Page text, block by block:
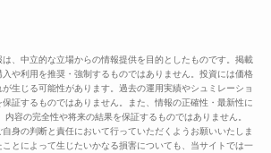
、中立的な立場からの情報提供を目的としたものです。掲載
や利用を推奨・強制するものではありません。投資には価格
生じる可能性があります。過去の運用実績やシュミレーショ
証するものではありません。また、情報の正確性・最新性に
容の完全性や将来の結果を保証するものではありません。
身の判断と責任において行っていただくようお願いいたしま
とによって生じたいかなる損害についても、当サイトでは一